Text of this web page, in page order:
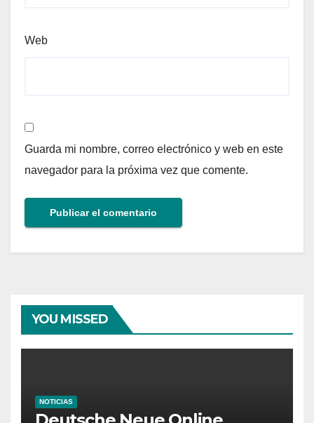
Web
Guarda mi nombre, correo electrónico y web en este
navegador para la próxima vez que comente.
YOU MISSED
NOTICIAS